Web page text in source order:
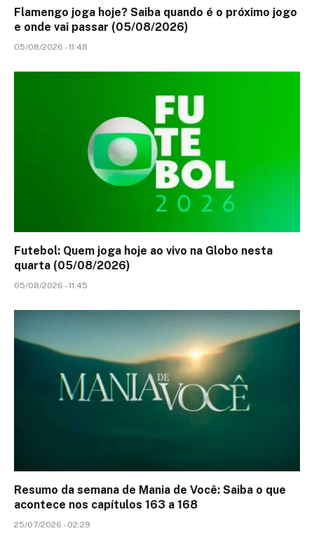
Flamengo joga hoje? Saiba quando é o próximo jogo
e onde vai passar (05/08/2026)
05/08/2026 - 11:48
Futebol: Quem joga hoje ao vivo na Globo nesta
quarta (05/08/2026)
05/08/2026 - 11:45
Resumo da semana de Mania de Você: Saiba o que
acontece nos capítulos 163 a 168
25/07/2026 - 02:29